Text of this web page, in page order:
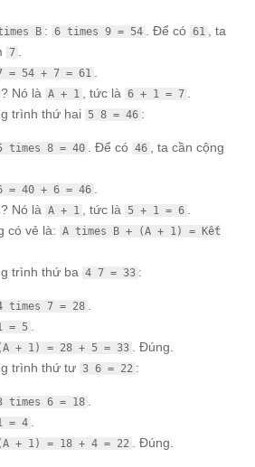
B : 6 times 9 = 54 . Để có 61
, ta
7
= 54 + 7 = 61
Nó là A + 1 , tức là 6 + 1 = 7
trình thứ hai 5 8 = 46 :
times 8 = 40 . Để có 46
, ta cần cộng
= 40 + 6 = 46
Nó là A + 1 , tức là 5 + 1 = 6
có vẻ là: A times B + (A + 1) = Kết
trình thứ ba 4 7 = 33 :
times 7 = 28
= 5
+ 1) = 28 + 5 = 33
. Đúng.
trình thứ tư 3 6 = 22 :
times 6 = 18
= 4
+ 1) = 18 + 4 = 22 . Đúng.